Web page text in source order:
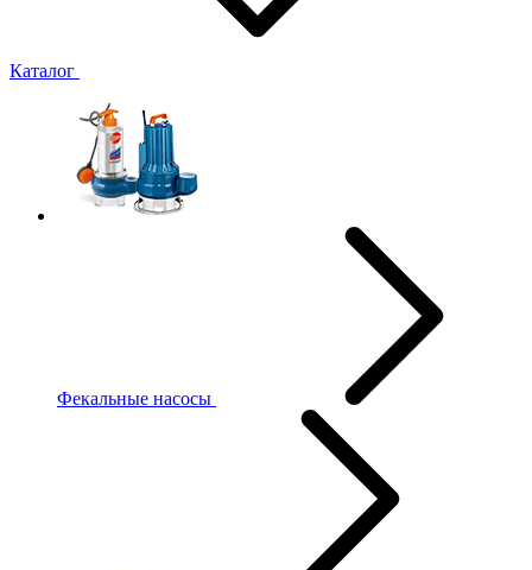
Каталог
Фекальные насосы